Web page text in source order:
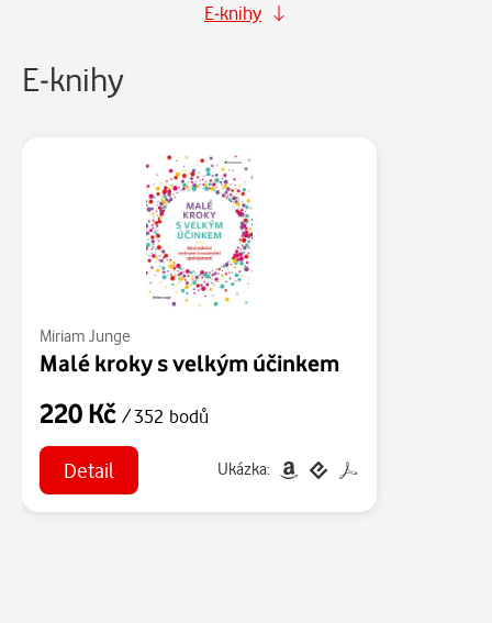
E-knihy
E-knihy
Miriam Junge
Malé kroky s velkým účinkem
220 Kč / 352 bodů
Detail Ukázka: